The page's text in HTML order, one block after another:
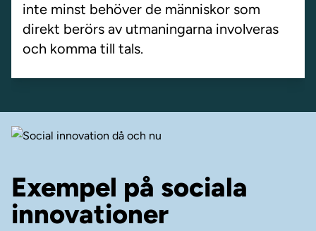
inte minst behöver de människor som
direkt berörs av utmaningarna involveras
och komma till tals.
Exempel på sociala
innovationer